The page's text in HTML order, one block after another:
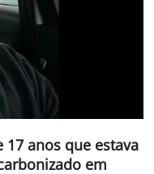
17 anos que estava
em